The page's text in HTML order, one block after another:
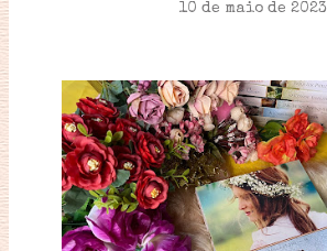
10 de maio de 2023